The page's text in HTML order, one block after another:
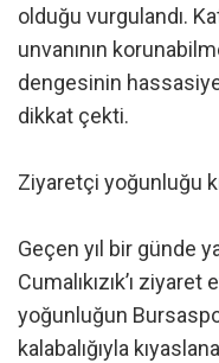
olduğu vurgulandı.
unvanının
dengesinin
dikkat çekti.
Ziyaretçi yoğunluğu
Geçen yıl bir günde
Cumalıkızık’ı
yoğunluğun
kalabalığıyla